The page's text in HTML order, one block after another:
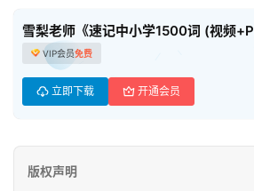
资
初
资
料
雪梨老师《速记中小学1500词 (视频
VIP会员免费
立即下载 开通会员
版权声明